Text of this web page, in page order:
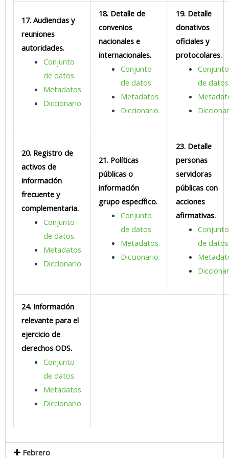
17. Audiencias y
reuniones
autoridades.
Conjunto
de datos.
Metadatos.
Diccionario.
18. Detalle de
convenios
nacionales e
internacionales.
Conjunto
de datos.
Metadatos.
Diccionario.
19. Detalle
donativos
oficiales y
protocolares.
Conjunto
de
20. Registro de
activos de
información
frecuente y
complementaria.
Conjunto
de datos.
Metadatos.
Diccionario.
21. Políticas
públicas o
información
grupo específico.
Conjunto
de datos.
Metadatos.
Diccionario.
23. Detalle
personas
servidoras
públicas con
acciones
afirmativas.
Conjunto
de
24. Información
relevante para el
ejercicio de
derechos ODS.
Conjunto
de datos.
Metadatos.
Diccionario.
Febrero